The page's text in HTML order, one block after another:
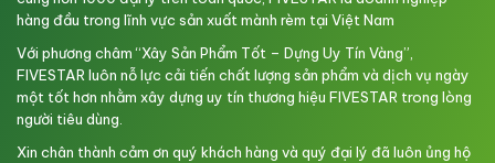
hàng đầu trong lĩnh vực sản xuất mành rèm tại Việt Nam
Với phương châm “Xây Sản Phẩm Tốt – Dựng Uy Tín Vàng”,
FIVESTAR luôn nỗ lực cải tiến chất lượng sản phẩm và dịch vụ ngày
một tốt hơn nhằm xây dựng uy tín thương hiệu FIVESTAR trong lòng
người tiêu dùng.
Xin chân thành cảm ơn quý khách hàng và quý đại lý đã luôn ủng hộ